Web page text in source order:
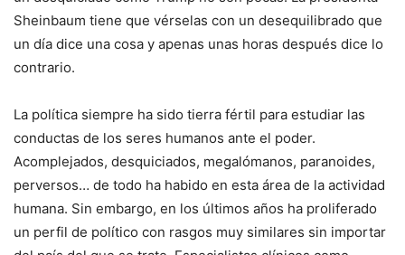
Sheinbaum tiene que vérselas con un desequilibrado que
un día dice una cosa y apenas unas horas después dice lo
contrario.
La política siempre ha sido tierra fértil para estudiar las
conductas de los seres humanos ante el poder.
Acomplejados, desquiciados, megalómanos, paranoides,
perversos… de todo ha habido en esta área de la actividad
humana. Sin embargo, en los últimos años ha proliferado
un perfil de político con rasgos muy similares sin importar